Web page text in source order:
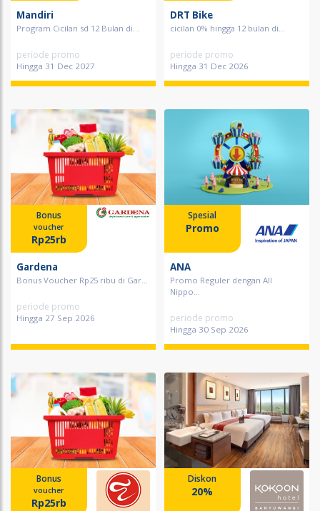
Mandiri
Program Cicilan sd 12 Bulan di...
periode promo
Hingga 31 Dec 2027
DRT Bike
cicilan 0% hingga 12 bulan di...
periode promo
Hingga 31 Dec 2026
Bonus
voucher
Rp25rb
Gardena
Bonus Voucher Rp25 ribu di Gar...
periode promo
Hingga 27 Sep 2026
Spesial
Promo
ANA
Promo Reguler dengan All
Nippo...
periode promo
Hingga 30 Sep 2026
Bonus
voucher
Rp25rb
Diskon
20%